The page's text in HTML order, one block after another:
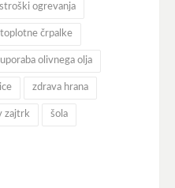
stroški ogrevanja
toplotne črpalke
uporaba olivnega olja
zdrava hrana
zajtrk šola